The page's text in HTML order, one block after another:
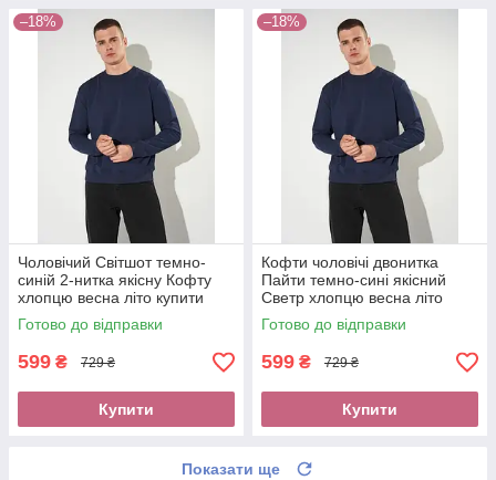
–18%
Чоловічий Світшот темно-
синій 2-нитка якісну Кофту
хлопцю весна літо купити
Світшот трикотаж оплата без
передоплати новою поштою
Готово до відправки
599 ₴ 729 ₴
Купити
–18%
Кофти чоловічі двонитка
Пайти темно-сині якісний
Светр хлопцю весна літо
купити Світшот трикотаж
оплата при отриманні новою
поштою
Готово до відправки
599 ₴ 729 ₴
Купити
Показати ще